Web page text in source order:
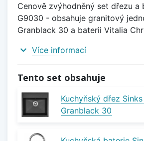
Cenově zvýhodněný set dřezu a
G9030 - obsahuje granitový
Granblack 30 a baterii Vitalia
expand_more Více informací
Tento set obsahuje
Kuchyňský dřez
Granblack 30